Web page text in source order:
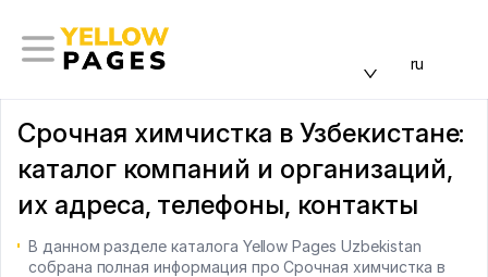
ru
Срочная химчистка в Узбекистане:
каталог компаний и организаций,
их адреса, телефоны, контакты
В данном разделе каталога Yellow Pages Uzbekistan
собрана полная информация про Срочная химчистка в